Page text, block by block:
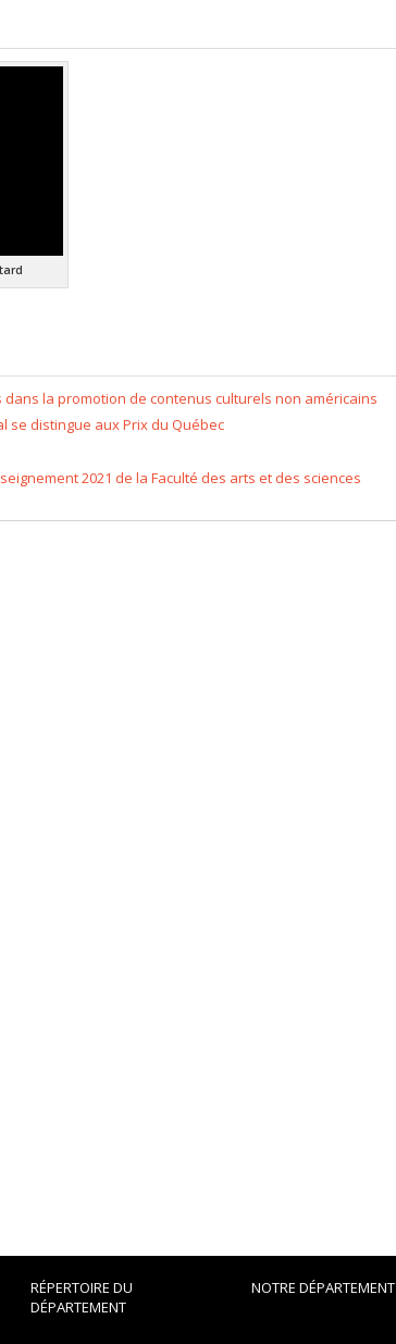
dans la promotion de contenus culturels non américains
se distingue aux Prix du Québec
2021 de la Faculté des arts et des sciences
RÉPERTOIRE DU
DÉPARTEMENT
NOTRE DÉPARTEMENT